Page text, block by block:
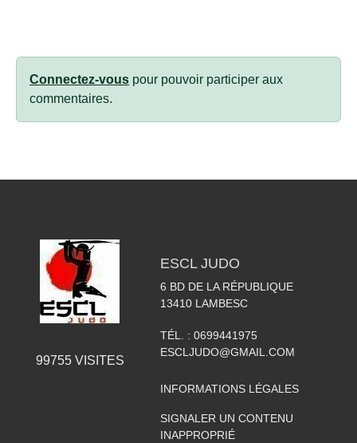
Connectez-vous pour pouvoir participer aux
commentaires.
99755VISITES
ESCL JUDO
6 BD DE LA RÉPUBLIQUE
13410 LAMBESC
TÉL. : 0699441975
ESCLJUDO@GMAIL.COM
INFORMATIONS LÉGALES
SIGNALER UN CONTENU
INAPPROPRIÉ